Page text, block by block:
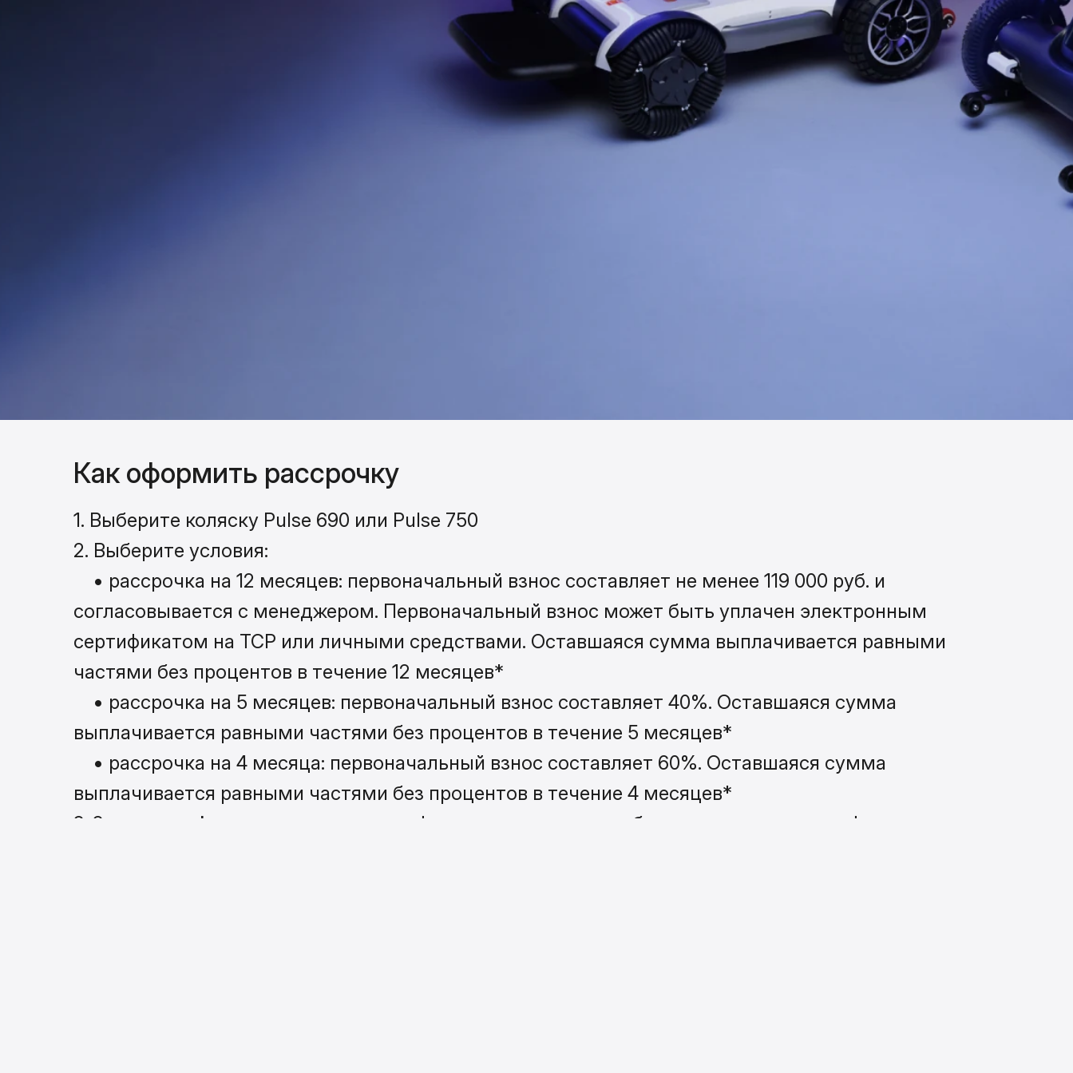
Как оформить рассрочку
1. Выберите коляску Pulse 690 или Pulse 750
2. Выберите условия:
• рассрочка на 12 месяцев: первоначальный взнос составляет не менее 119 000 руб. и
согласовывается с менеджером. Первоначальный взнос может быть уплачен электронным
сертификатом на ТСР или личными средствами. Оставшаяся сумма выплачивается равными
частями без процентов в течение 12 месяцев*
• рассрочка на 5 месяцев: первоначальный взнос составляет 40%. Оставшаяся сумма
выплачивается равными частями без процентов в течение 5 месяцев*
• рассрочка на 4 месяца: первоначальный взнос составляет 60%. Оставшаяся сумма
выплачивается равными частями без процентов в течение 4 месяцев*
3. Заполните
форму рассрочки
или оформите другим способом: позвоните по телефону